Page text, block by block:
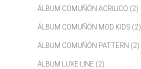
ÁLBUM COMUÑÓN ACRILICO (2)
ÁLBUM COMUÑÓN MOD KIDS (2)
ÁLBUM COMUÑÓN PATTERN (2)
ÁLBUM LUXE LINE (2)